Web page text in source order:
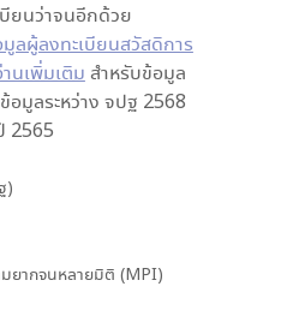
บียนว่าจนอีกด้วย
ลผู้ลงทะเบียนสวัสดิการ
นเพิ่มเติม สำหรับข้อมูล
มูลระหว่าง จปฐ 2568
2565
)
ยากจนหลายมิติ (MPI)